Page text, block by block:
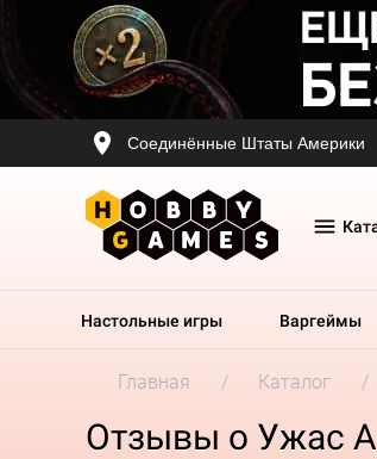
Соединённые Штаты Америки
Настольные игры Варгеймы
Главная Каталог
Отзывы о Ужас